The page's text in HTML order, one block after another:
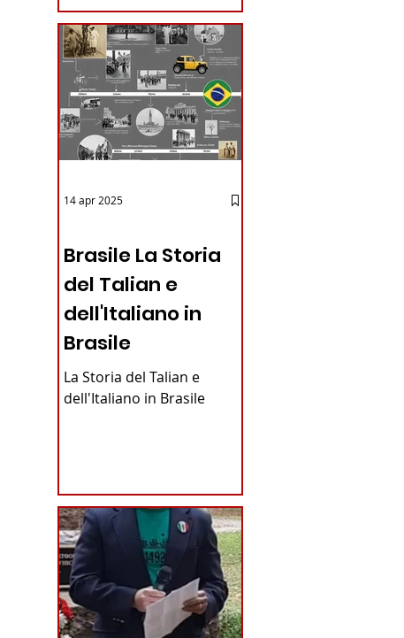
proposte dal ministro
Antonio Tajani . NUOVA
DIREZIONE GENERALE
DELLA FARNESINA
Brasile La Storia
del Talian e
dell'Italiano in
Brasile
La Storia del Talian e
dell'Italiano in Brasile
14 apr 2025